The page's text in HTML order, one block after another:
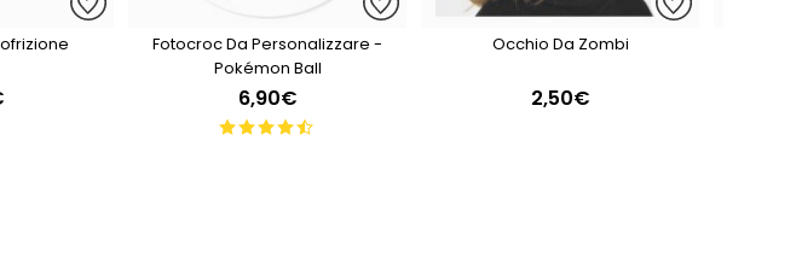
Fotocroc Da Personalizzare -
Pokémon Ball
6,90€
Occhio Da Zombi
2,50€